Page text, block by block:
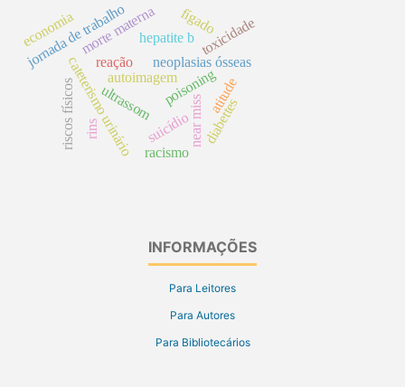
hepatite b
neoplasias ósseas
poisoning
ultrassom
cateterismo urinário near miss
jornada de trabalho
riscos físicos
autoimagem
morte materna
economia
suicídio
reação
diabettes
toxicidade
fígado
rins
racismo
atitude
INFORMAÇÕES
Para Leitores
Para Autores
Para Bibliotecários